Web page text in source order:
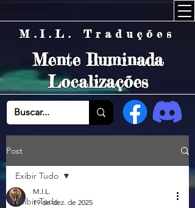
Mente Iluminada
Localizações
M.I.L. Traduções
Post
Exibir Tudo
Exibir Tudo
M.I.L.
19 de dez. de 2025